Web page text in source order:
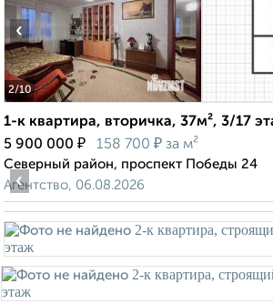
2/10
‹
1-к квартира, вторичка, 37м², 3/17
5 900 000 ₽ 158 700 ₽ за м²
Северный район, проспект Победы 24
Агентство, 06.08.2026
‹